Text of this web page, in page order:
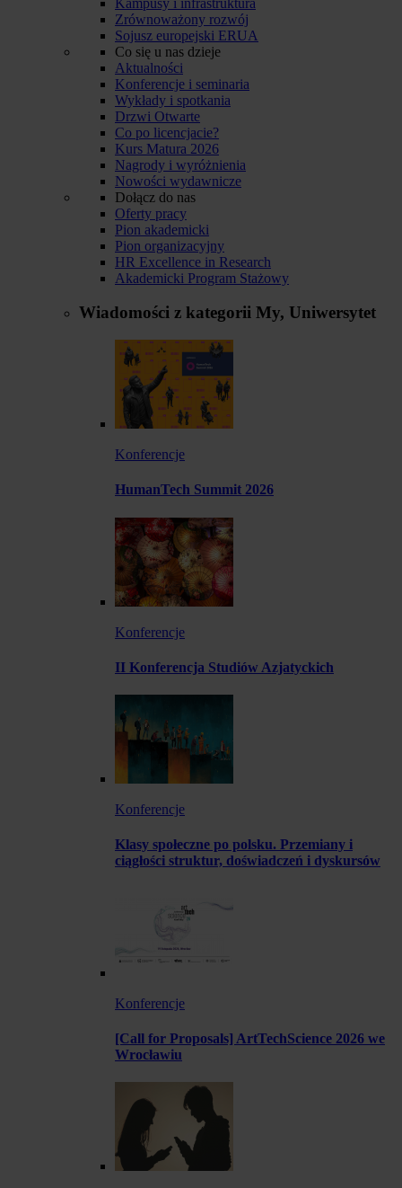
Zrównoważony rozwój
Sojusz europejski ERUA
Co się u nas dzieje
Aktualności
Konferencje i seminaria
Wykłady i spotkania
Drzwi Otwarte
Co po licencjacie?
Kurs Matura 2026
Nagrody i wyróżnienia
Nowości wydawnicze
Dołącz do nas
Oferty pracy
Pion akademicki
Pion organizacyjny
HR Excellence in Research
Akademicki Program Stażowy
Wiadomości z kategorii My, Uniwersytet
Konferencje
HumanTech Summit 2026
Konferencje
II Konferencja Studiów Azjatyckich
Konferencje
Klasy społeczne po polsku. Przemiany i
ciągłości struktur, doświadczeń i dyskursów
Konferencje
[Call for Proposals] ArtTechScience 2026 we
Wrocławiu